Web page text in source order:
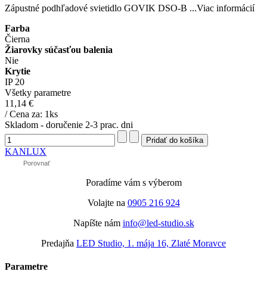
Zápustné podhľadové svietidlo GOVIK DSO-B ...Viac informácií
Farba
Čierna
Žiarovky súčasťou balenia
Nie
Krytie
IP 20
Všetky parametre
11,14 €
/ Cena za: 1ks
Skladom - doručenie 2-3 prac. dni
KANLUX
Porovnať
Poradíme vám s výberom
Volajte na 0905 216 924
Napíšte nám info@led-studio.sk
Predajňa LED Studio, 1. mája 16, Zlaté Moravce
Parametre